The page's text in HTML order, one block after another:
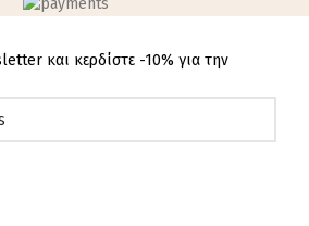
και κερδίστε -10% για την